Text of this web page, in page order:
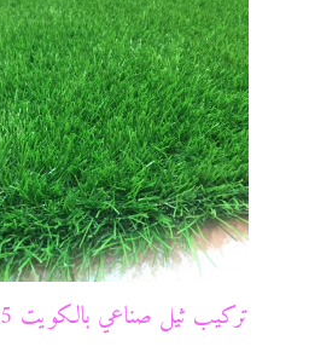
تركيب ثيل صناعي بالكويت 60089115